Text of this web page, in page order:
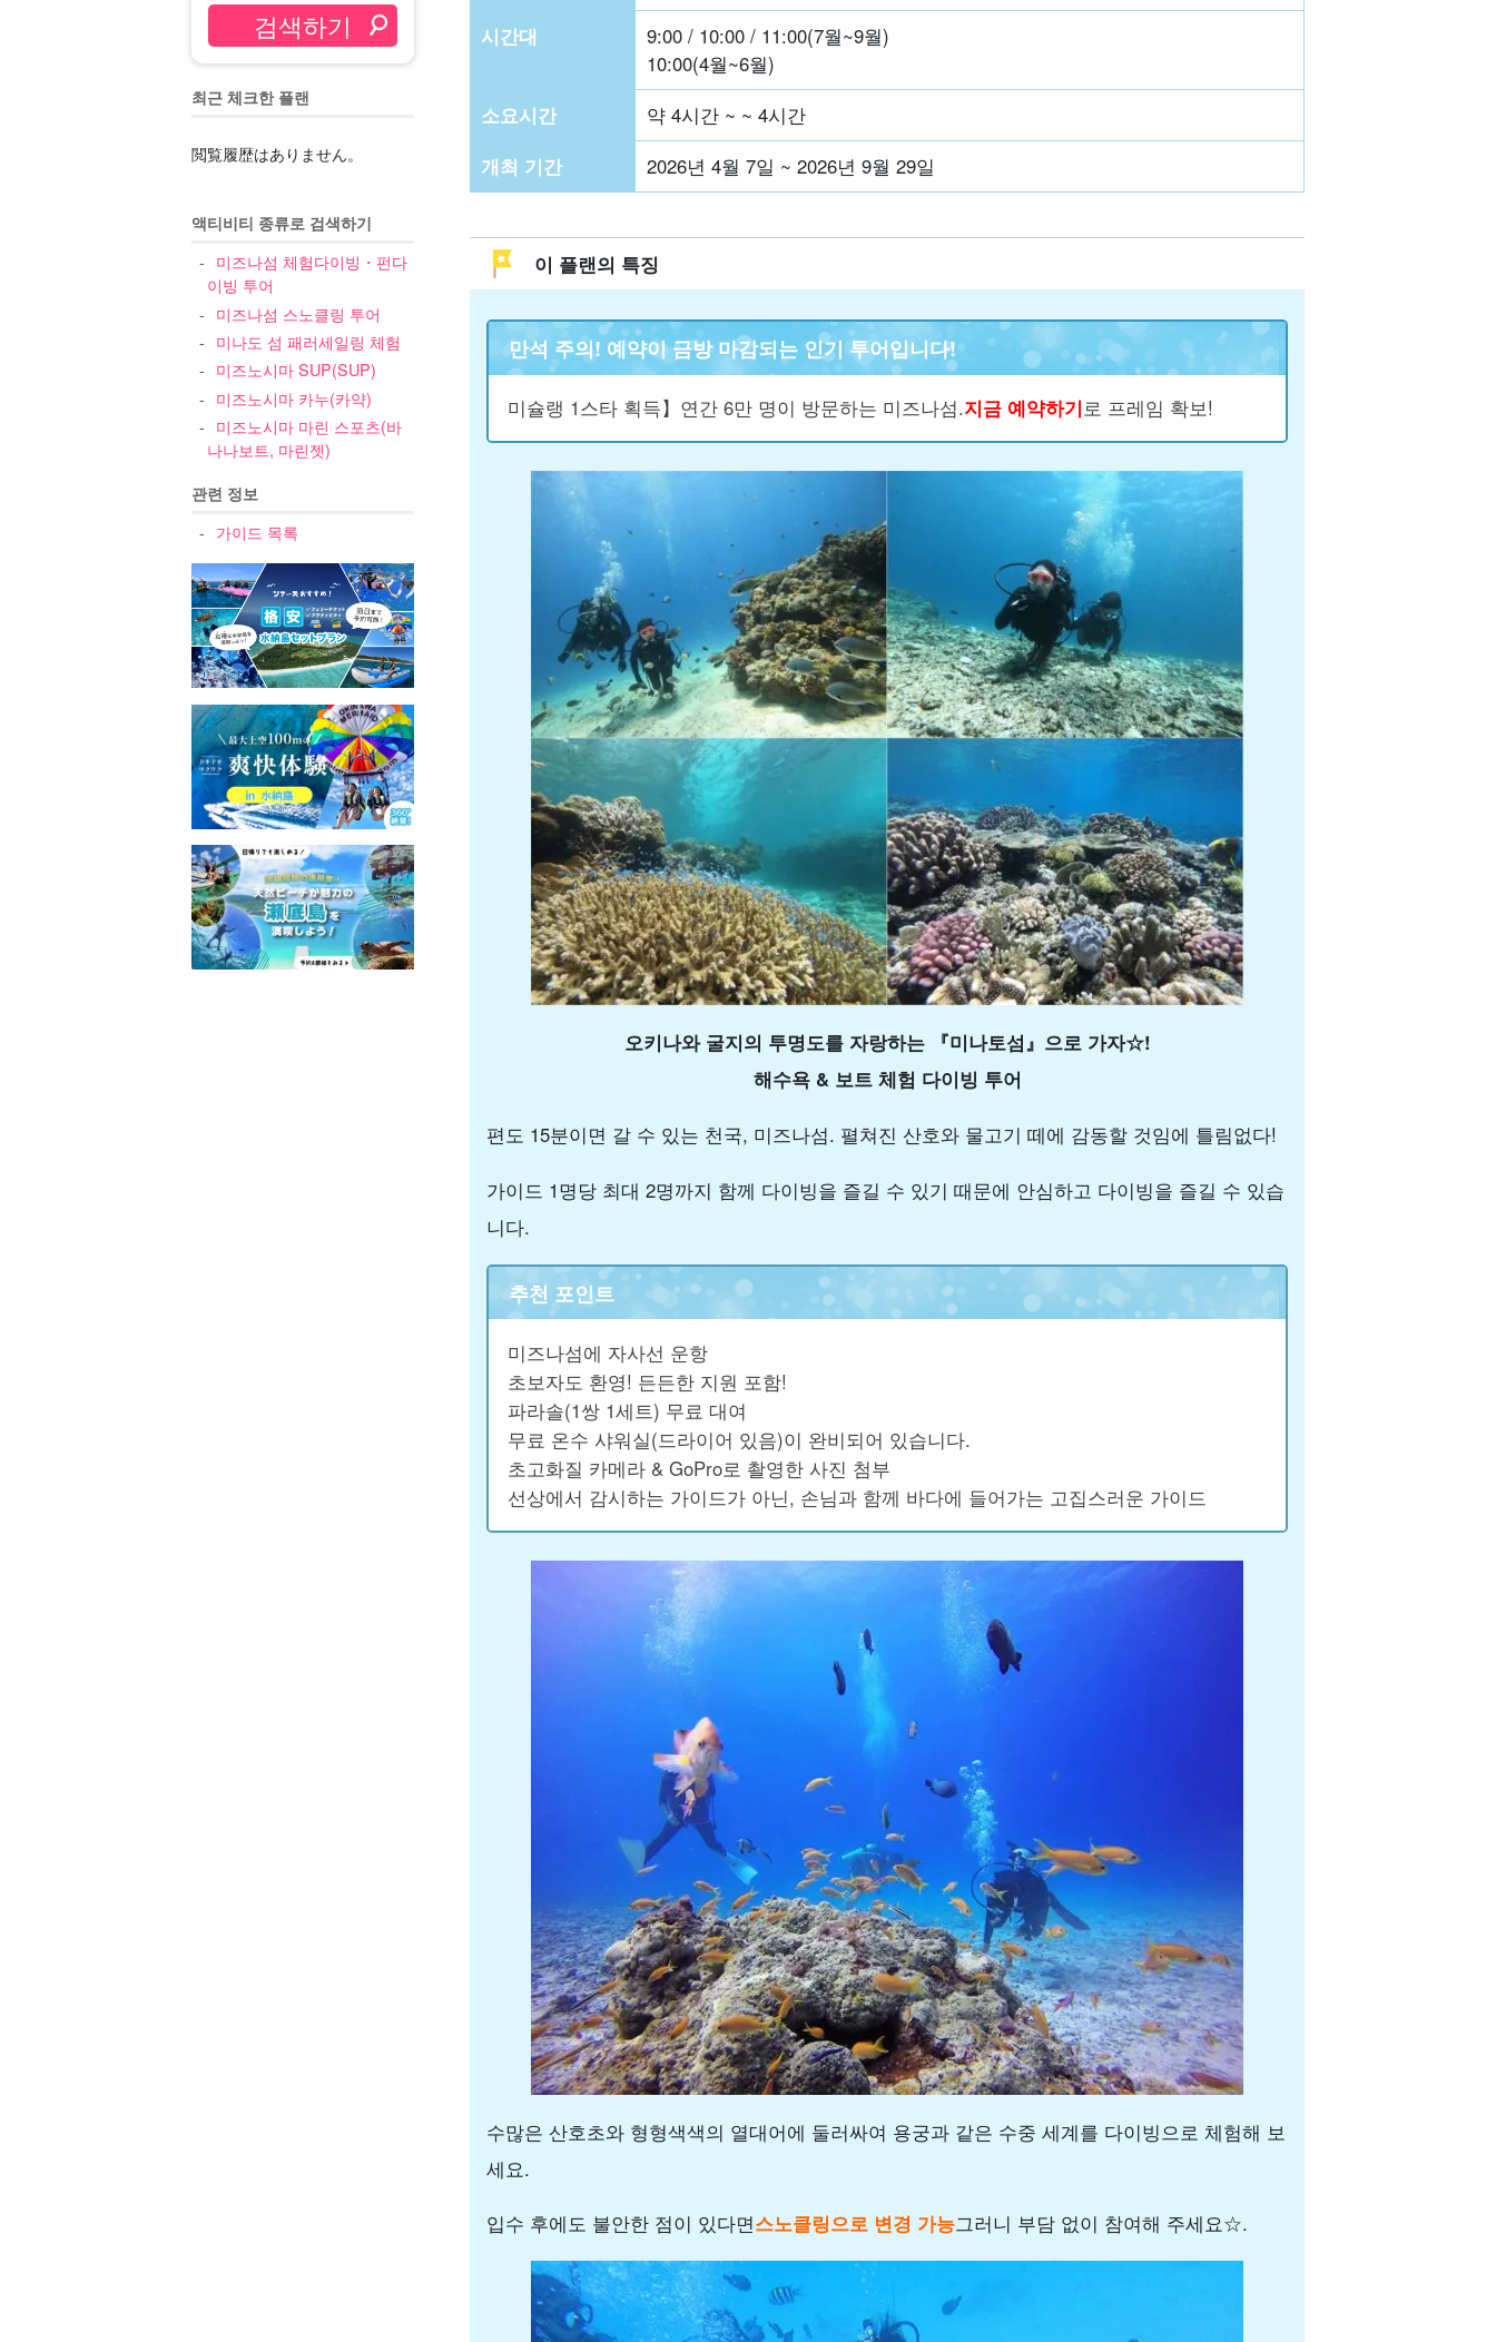
최근 체크한 플랜
閲覧履歴はありません。
액티비티 종류로 검색하기
미즈나섬 체험다이빙・펀다
이빙 투어
미즈나섬 스노클링 투어
미나도 섬 패러세일링 체험
미즈노시마 SUP(SUP)
미즈노시마 카누(카약)
미즈노시마 마린 스포츠(바
나나보트, 마린젯)
관련 정보
가이드 목록
시간대
9:00 / 10:00 / 11:00(7월~9월)
10:00(4월~6월)
소요시간
약 4시간 ~ ~ 4시간
개최 기간
2026년 4월 7일 ~ 2026년 9월 29일
이 플랜의 특징
만석 주의! 예약이 금방 마감되는 인기 투어입니다!
미슐랭 1스타 획득】연간 6만 명이 방문하는 미즈나섬.지금 예약하기로 프레임 확보!
오키나와 굴지의 투명도를 자랑하는 『미나토섬』으로 가자☆!
해수욕 & 보트 체험 다이빙 투어
편도 15분이면 갈 수 있는 천국, 미즈나섬. 펼쳐진 산호와 물고기 떼에 감동할 것임에 틀림없다!
가이드 1명당 최대 2명까지 함께 다이빙을 즐길 수 있기 때문에 안심하고 다이빙을 즐길 수 있습
니다.
추천 포인트
미즈나섬에 자사선 운항
초보자도 환영! 든든한 지원 포함!
파라솔(1쌍 1세트) 무료 대여
무료 온수 샤워실(드라이어 있음)이 완비되어 있습니다.
초고화질 카메라 & GoPro로 촬영한 사진 첨부
선상에서 감시하는 가이드가 아닌, 손님과 함께 바다에 들어가는 고집스러운 가이드
수많은 산호초와 형형색색의 열대어에 둘러싸여 용궁과 같은 수중 세계를 다이빙으로 체험해 보
세요.
입수 후에도 불안한 점이 있다면스노클링으로 변경 가능그러니 부담 없이 참여해 주세요☆.